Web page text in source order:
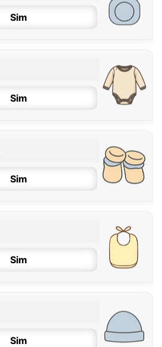
Sim
Sim
12 / 18 meses
Sim
Sim
Sim